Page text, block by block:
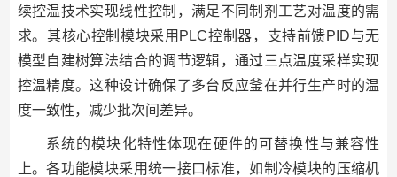
续控温技术实现线性控制，满足不同制剂工艺对温度的需
求。其核心控制模块采用PLC控制器，支持前馈PID与无
模型自建树算法结合的调节逻辑，通过三点温度采样实现
控温精度。这种设计确保了多台反应釜在并行生产时的温
度一致性，减少批次间差异。
系统的模块化特性体现在硬件的可替换性与兼容性
上。各功能模块采用统一接口标准，如制冷模块的压缩机